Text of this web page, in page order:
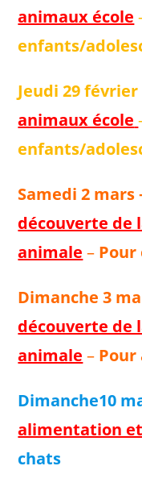
animaux école
enfants/
Jeudi 29 février
animaux école
enfants/
Samedi 2 mars
découverte de
animale –
Dimanche 3
découverte de
animale – Pour
Dimanche10
alimentation
chats